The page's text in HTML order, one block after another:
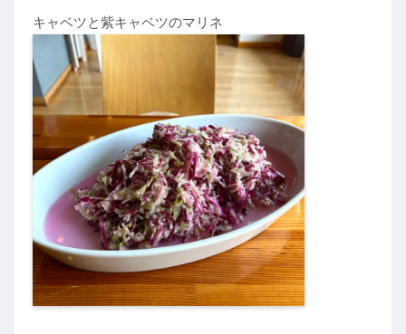
キャベツと紫キャベツのマリネ